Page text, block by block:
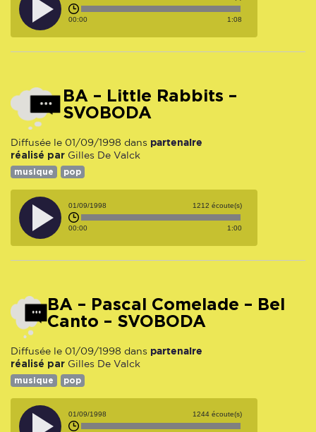
00:00 1:08
BA – Little Rabbits –
SVOBODA
Diffusée le 01/09/1998 dans partenaire
réalisé par Gilles De Valck
musique pop
01/09/1998 1212 écoute(s)
00:00 1:00
BA – Pascal Comelade – Bel
Canto – SVOBODA
Diffusée le 01/09/1998 dans partenaire
réalisé par Gilles De Valck
musique pop
01/09/1998 1244 écoute(s)